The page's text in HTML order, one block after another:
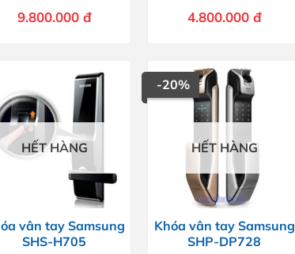
9.800.000 đ 4.800.000 đ
HẾT HÀNG
vân tay Samsung
SHS-H705
-20%
HẾT HÀNG
Khóa vân tay Samsung
SHP-DP728